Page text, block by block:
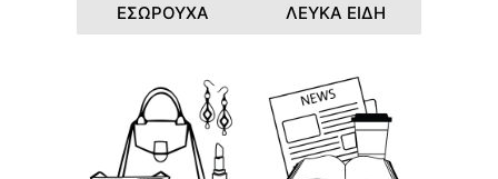
ΕΣΩΡΟΥΧΑ ΛΕΥΚΑ ΕΙΔΗ